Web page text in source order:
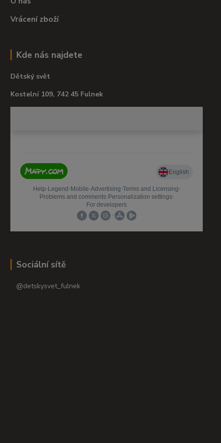
Vrácení zboží
Kde nás najdete
Dětský svět
Kostelní 109, 742 45 Fulnek
Sociální sítě
@detskysvet_fulnek